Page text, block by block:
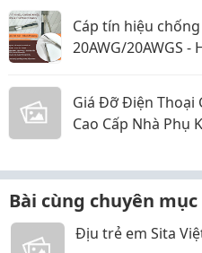
Cáp tín hiệu
20AWG/20AWGS
Giá Đỡ Điện Thoại
Cao Cấp Nhà Phụ
Bài cùng chuyên mục
Địu trẻ em Sita